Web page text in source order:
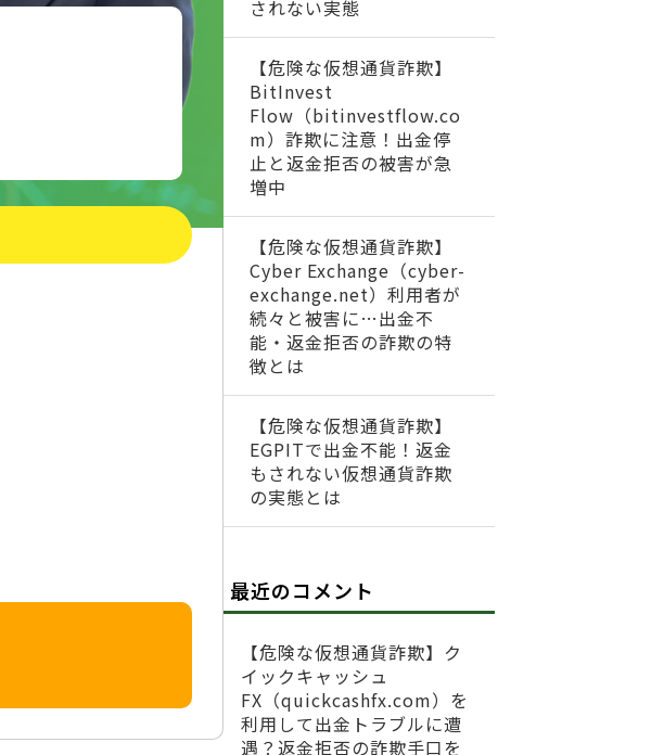
されない実態
【危険な仮想通貨詐欺】
BitInvest
Flow（bitinvestflow.co
m）詐欺に注意！出金停
止と返金拒否の被害が急
増中
【危険な仮想通貨詐欺】
Cyber Exchange（cyber-
exchange.net）利用者が
続々と被害に…出金不
能・返金拒否の詐欺の特
徴とは
【危険な仮想通貨詐欺】
EGPITで出金不能！返金
もされない仮想通貨詐欺
の実態とは
最近のコメント
【危険な仮想通貨詐欺】ク
イックキャッシュ
FX（quickcashfx.com）を
利用して出金トラブルに遭
遇？返金拒否の詐欺手口を